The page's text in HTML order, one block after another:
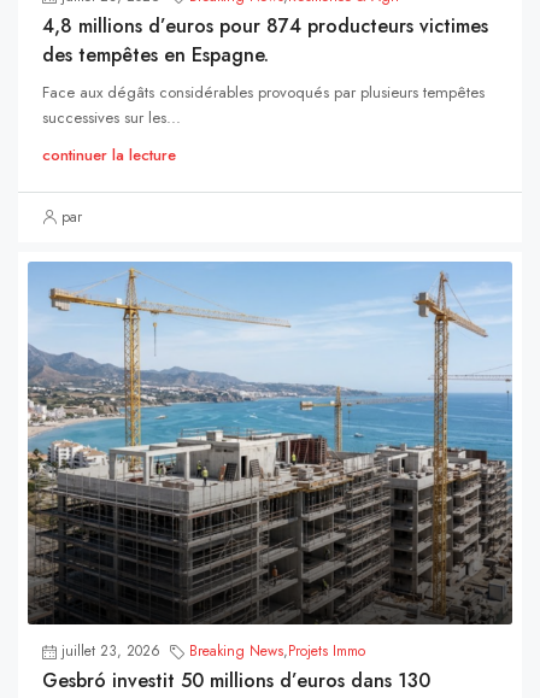
4,8 millions d’euros pour 874 producteurs victimes
des tempêtes en Espagne.
Face aux dégâts considérables provoqués par plusieurs tempêtes
successives sur les...
continuer la lecture
par
juillet 23, 2026 Breaking News,Projets Immo
Gesbró investit 50 millions d’euros dans 130